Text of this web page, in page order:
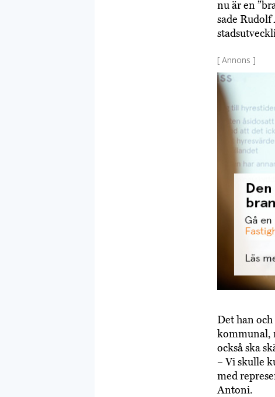
nu är en
sade
[ Annons ]
Det han
kommunal,
också ska
– Vi skulle
med
Antoni.